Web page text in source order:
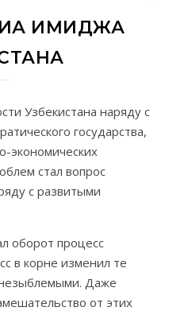
ИМИДЖА
государства,
экономических
стал вопрос
с развитыми
оборот процесс
в корне изменил те
Даже
от этих